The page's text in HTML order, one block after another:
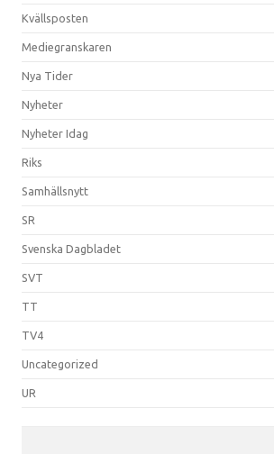
Kvällsposten
Mediegranskaren
Nya Tider
Nyheter
Nyheter Idag
Riks
Samhällsnytt
SR
Svenska Dagbladet
SVT
TT
TV4
Uncategorized
UR